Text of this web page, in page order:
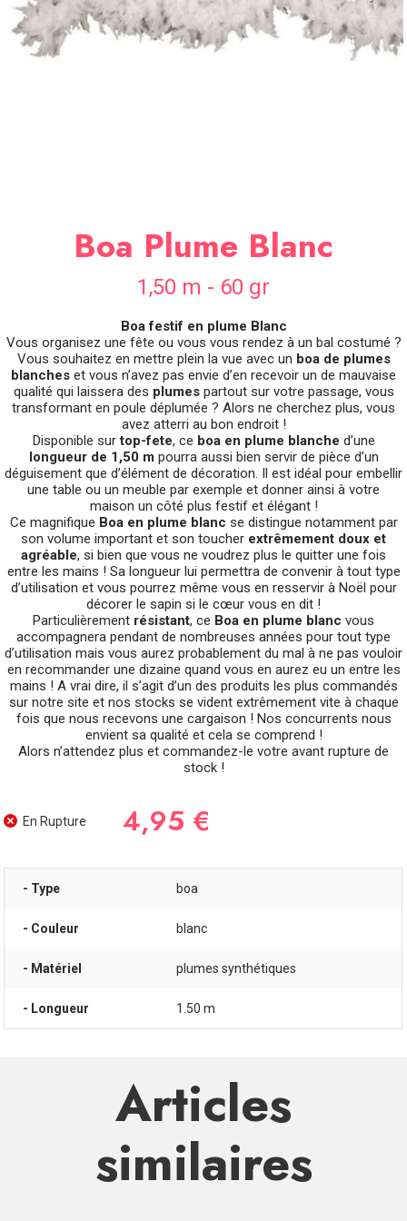
SOIRÉE
OCCASIONS
SPÉCIALES
Boa Plume Blanc
1,50 m - 60 gr
Boa festif en plume Blanc
Vous organisez une fête ou vous vous rendez à un bal costumé ?
Vous souhaitez en mettre plein la vue avec un boa de plumes
blanches et vous n’avez pas envie d’en recevoir un de mauvaise
qualité qui laissera des plumespartout sur votre passage, vous
transformant en poule déplumée ? Alors ne cherchez plus, vous
avez atterri au bon endroit !
Disponible surtop-fete, ce boa en plume blanche d’une
longueur de 1,50 mpourra aussi bien servir de pièce d’un
déguisement que d’élément de décoration. Il est idéal pour embellir
une table ou un meuble par exemple et donner ainsi à votre
maison un côté plus festif et élégant !
Ce magnifique Boa en plume blanc se distingue notamment par
son volume important et son toucher extrêmement doux et
agréable, si bien que vous ne voudrez plus le quitter une fois
entre les mains ! Sa longueur lui permettra de convenir à tout type
d’utilisation et vous pourrez même vous en resservir à Noël pour
décorer le sapin si le cœur vous en dit !
Particulièrement résistant, ce Boa en plume blanc vous
accompagnera pendant de nombreuses années pour tout type
d’utilisation mais vous aurez probablement du mal à ne pas vouloir
en recommander une dizaine quand vous en aurez eu un entre les
mains ! A vrai dire, il s’agit d’un des produits les plus commandés
sur notre site et nos stocks se vident extrêmement vite à chaque
fois que nous recevons une cargaison ! Nos concurrents nous
envient sa qualité et cela se comprend !
Alors n’attendez plus et commandez-le votre avant rupture de
stock !
En Rupture 4,95 €
- Type boa
- Couleur blanc
- Matériel plumes synthétiques
- Longueur 1.50 m
Articles
similaires